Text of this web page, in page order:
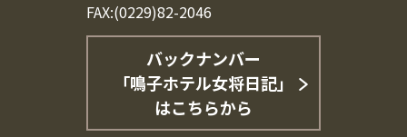
FAX:(0229)82-2046
バックナンバー
「鳴子ホテル女将日記」
はこちらから